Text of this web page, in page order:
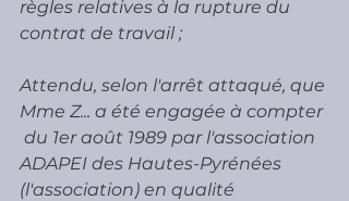
règles relatives à la rupture du
contrat de travail ;
Attendu, selon l'arrêt attaqué, que
Mme Z... a été engagée à compter
du 1er août 1989 par l'association
ADAPEI des Hautes-Pyrénées
(l'association) en qualité